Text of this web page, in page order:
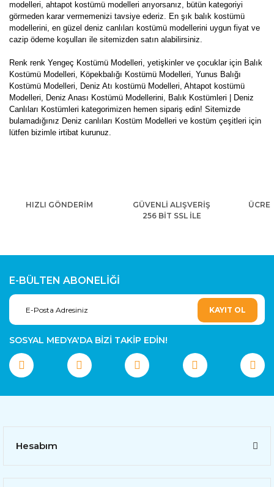
modelleri, ahtapot kostümü modelleri arıyorsanız, bütün kategoriyi
görmeden karar vermemenizi tavsiye ederiz. En şık balık kostümü
modellerini, en güzel deniz canlıları kostümü modellerini uygun fiyat ve
cazip ödeme koşulları ile sitemizden satın alabilirsiniz.
Renk renk Yengeç Kostümü Modelleri, yetişkinler ve çocuklar için Balık
Kostümü Modelleri, Köpekbalığı Kostümü Modelleri, Yunus Balığı
Kostümü Modelleri, Deniz Atı kostümü Modelleri, Ahtapot kostümü
Modelleri, Deniz Anası Kostümü Modellerini, Balık Kostümleri | Deniz
Canlıları Kostümleri kategorimizen hemen sipariş edin! Sitemizde
bulamadığınız Deniz canlıları Kostüm Modelleri ve kostüm çeşitleri için
lütfen bizimle irtibat kurunuz.
HIZLI GÖNDERİM
GÜVENLİ ALIŞVERİŞ
256 BİT SSL İLE
E-BÜLTEN ABONELİĞİ
KAYIT OL
SOSYAL MEDYA'DA BİZİ TAKİP EDİN!
Hesabım